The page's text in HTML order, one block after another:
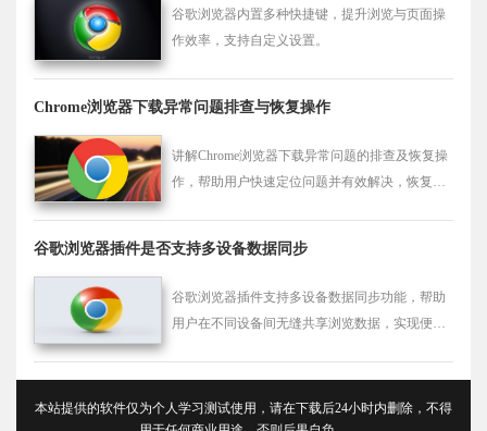
谷歌浏览器内置多种快捷键，提升浏览与页面操
作效率，支持自定义设置。
Chrome浏览器下载异常问题排查与恢复操作
讲解Chrome浏览器下载异常问题的排查及恢复操
作，帮助用户快速定位问题并有效解决，恢复正
谷歌浏览器插件是否支持多设备数据同步
谷歌浏览器插件支持多设备数据同步功能，帮助
用户在不同设备间无缝共享浏览数据，实现便捷
本站提供的软件仅为个人学习测试使用，请在下载后24小时内删除，不得